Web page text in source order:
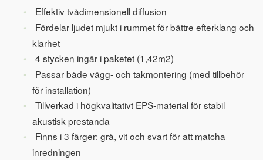
Effektiv tvådimensionell diffusion
Fördelar ljudet mjukt i rummet för bättre efterklang och
klarhet
4 stycken ingår i paketet (1,42m2)
Passar både vägg- och takmontering (med tillbehör
för installation)
Tillverkad i högkvalitativt EPS-material för stabil
akustisk prestanda
Finns i 3 färger: grå, vit och svart för att matcha
inredningen